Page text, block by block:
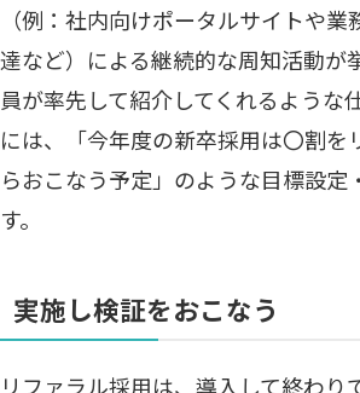
（例：社内向けポータルサイトや
達など）による継続的な周知活動が
員が率先して紹介してくれるような
には、「今年度の新卒採用は〇割を
らおこなう予定」のような目標設定
す。
実施し検証をおこなう
リファラル採用は、導入して終わり